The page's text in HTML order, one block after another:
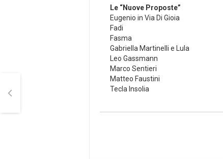
Le “Nuove Proposte”
Eugenio in Via Di Gioia
Fadi
Fasma
Gabriella Martinelli e Lula
Leo Gassmann
Marco Sentieri
Matteo Faustini
Tecla Insolia